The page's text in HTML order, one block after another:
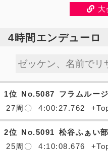
大
4時間エンデュー
1位 No.5087
フラムルー
27周〇
4:00:27.762
2位 No.5091 松谷ふぁい部
25周〇
4:10:08.676